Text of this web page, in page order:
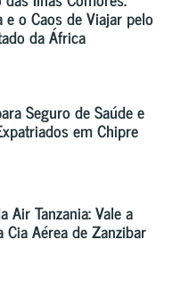
e o Caos de Viajar pelo
da África
Seguro de Saúde e
em Chipre
Air Tanzania: Vale a
Cia Aérea de Zanzibar